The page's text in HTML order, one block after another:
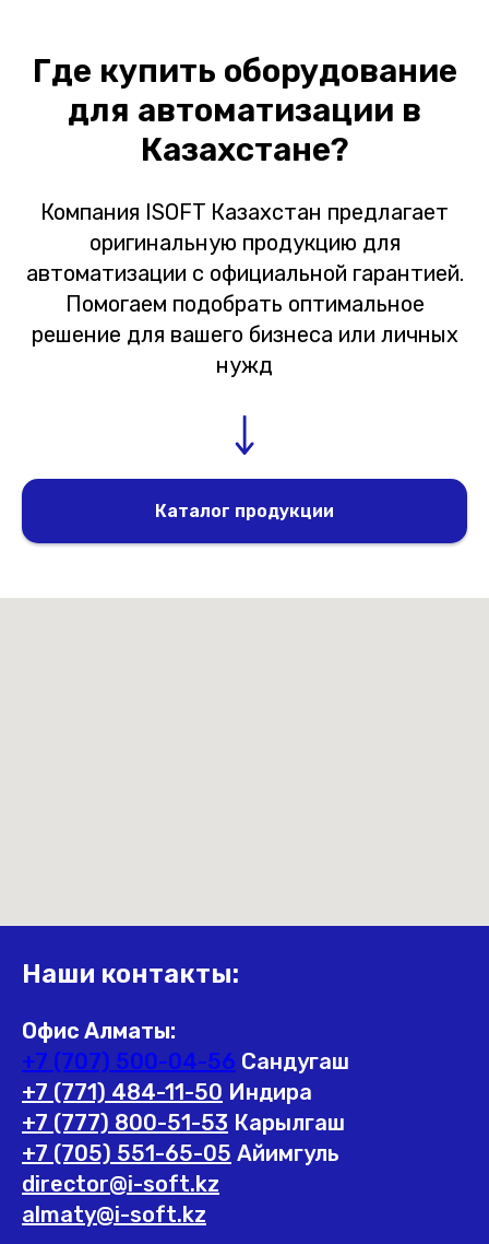
Где купить оборудование
для автоматизации в
Казахстане?
Компания ISOFT Казахстан предлагает
оригинальную продукцию для
автоматизации с официальной гарантией.
Помогаем подобрать оптимальное
решение для вашего бизнеса или личных
нужд
Каталог продукции
Наши контакты:
Офис Алматы:
+7 (707) 500-04-56 Сандугаш
+7 (771) 484-11-50 Индира
+7 (777) 800-51-53 Карылгаш
+7 (705) 551-65-05 Айимгуль
director@i-soft.kz
almaty@i-soft.kz